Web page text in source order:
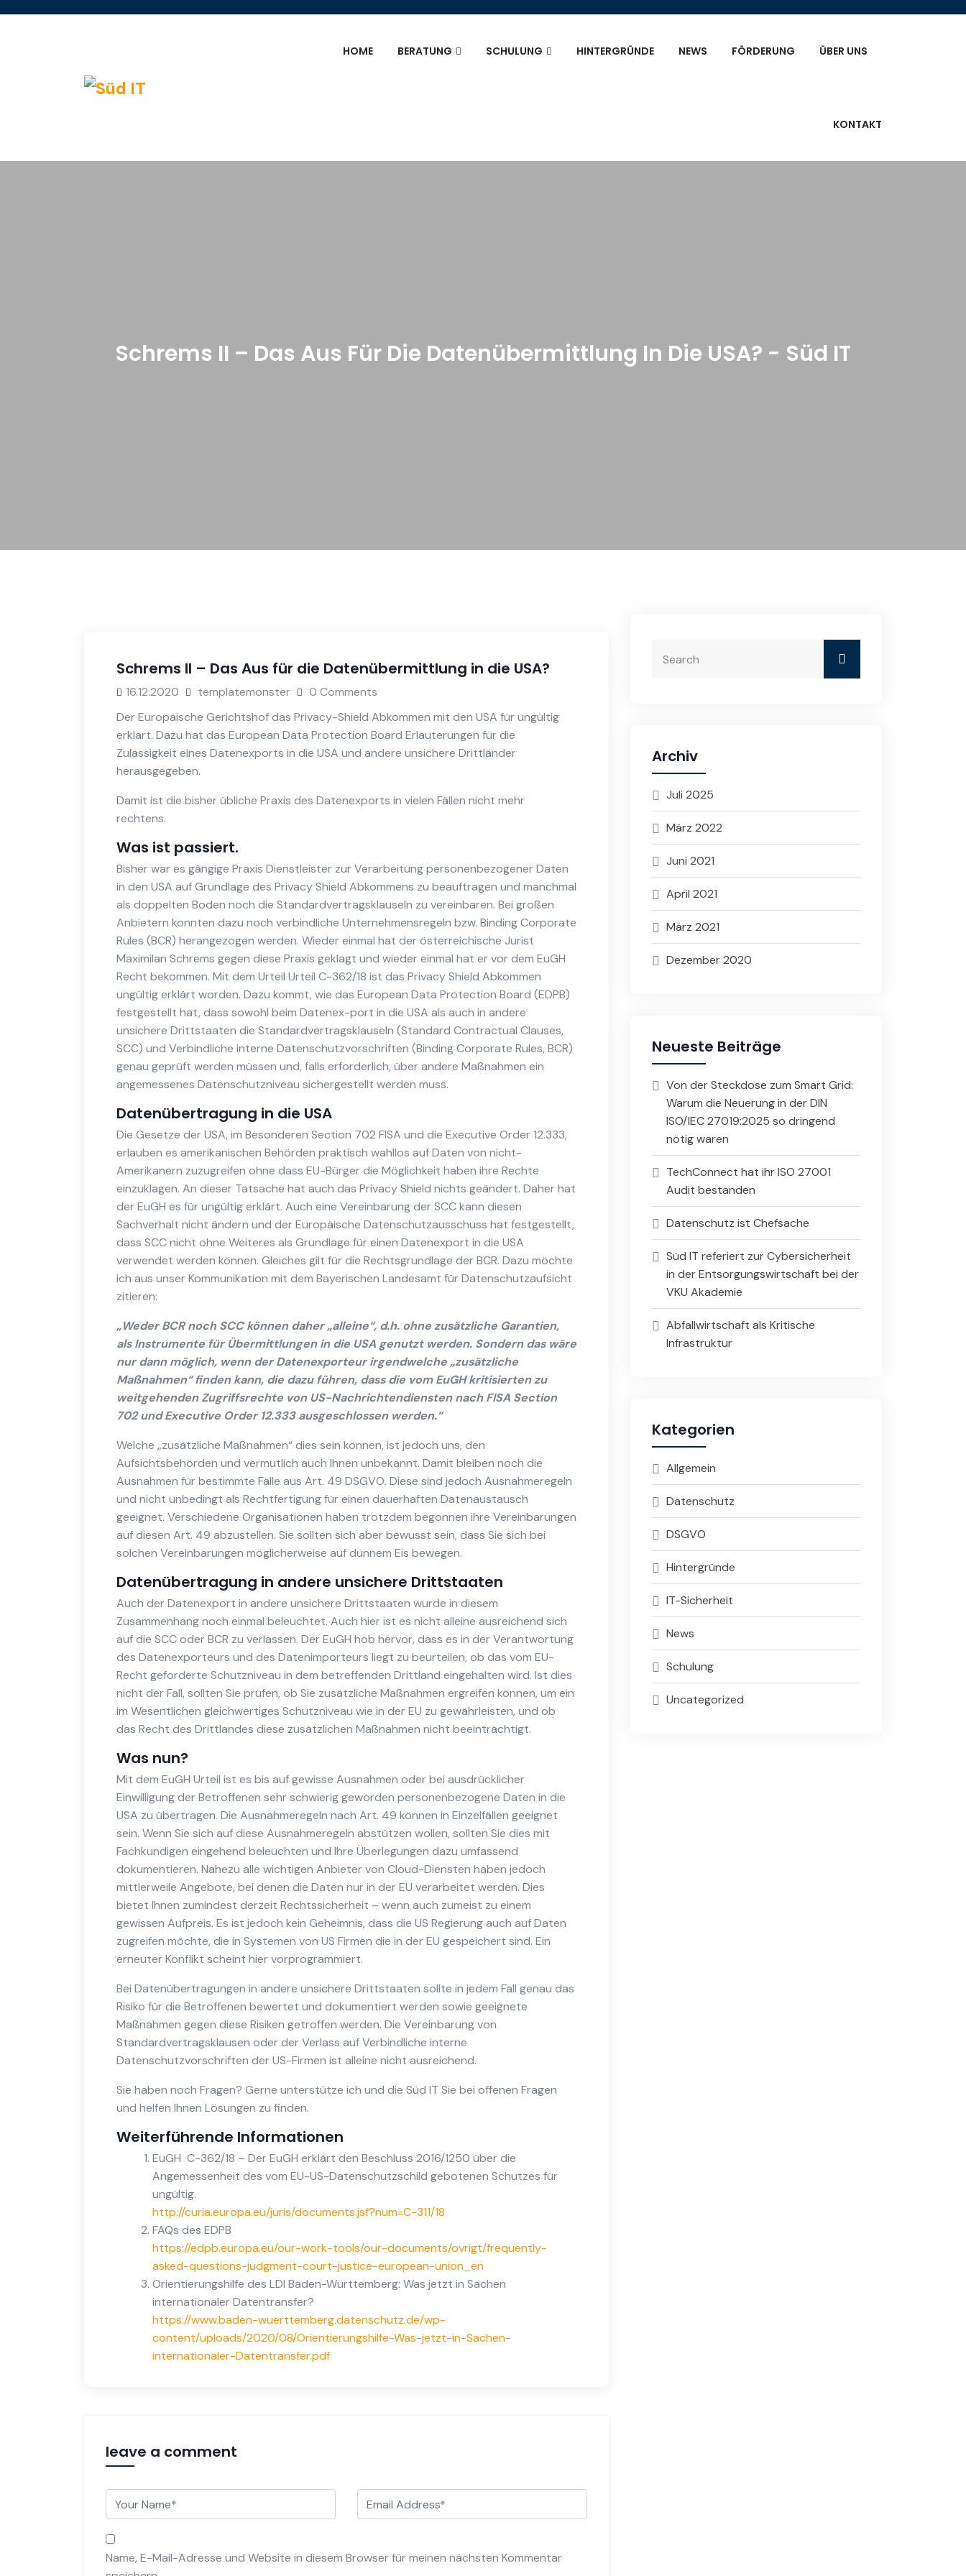
HOME BERATUNG SCHULUNG HINTERGRÜNDE NEWS FÖRDERUNG ÜBER UNS
KONTAKT
Schrems II – Das Aus Für Die Datenübermittlung In Die USA? - Süd IT
Schrems II – Das Aus für die Datenübermittlung in die USA?
16.12.2020 templatemonster
0 Comments
Der Europäische Gerichtshof das Privacy-Shield Abkommen mit den USA für ungültig
erklärt. Dazu hat das European Data Protection Board Erläuterungen für die
Zulässigkeit eines Datenexports in die USA und andere unsichere Drittländer
herausgegeben.
Damit ist die bisher übliche Praxis des Datenexports in vielen Fällen nicht mehr
rechtens.
Was ist passiert.
Bisher war es gängige Praxis Dienstleister zur Verarbeitung personenbezogener Daten
in den USA auf Grundlage des Privacy Shield Abkommens zu beauftragen und manchmal
als doppelten Boden noch die Standardvertragsklauseln zu vereinbaren. Bei großen
Anbietern konnten dazu noch verbindliche Unternehmensregeln bzw. Binding Corporate
Rules (BCR) herangezogen werden. Wieder einmal hat der österreichische Jurist
Maximilan Schrems gegen diese Praxis geklagt und wieder einmal hat er vor dem EuGH
Recht bekommen. Mit dem Urteil Urteil C-362/18 ist das Privacy Shield Abkommen
ungültig erklärt worden. Dazu kommt, wie das European Data Protection Board (EDPB)
festgestellt hat, dass sowohl beim Datenex-port in die USA als auch in andere
unsichere Drittstaaten die Standardvertragsklauseln (Standard Contractual Clauses,
SCC) und Verbindliche interne Datenschutzvorschriften (Binding Corporate Rules, BCR)
genau geprüft werden müssen und, falls erforderlich, über andere Maßnahmen ein
angemessenes Datenschutzniveau sichergestellt werden muss.
Datenübertragung in die USA
Die Gesetze der USA, im Besonderen Section 702 FISA und die Executive Order 12.333,
erlauben es amerikanischen Behörden praktisch wahllos auf Daten von nicht-
Amerikanern zuzugreifen ohne dass EU-Bürger die Möglichkeit haben ihre Rechte
einzuklagen. An dieser Tatsache hat auch das Privacy Shield nichts geändert. Daher hat
der EuGH es für ungültig erklärt. Auch eine Vereinbarung der SCC kann diesen
Sachverhalt nicht ändern und der Europäische Datenschutzausschuss hat festgestellt,
dass SCC nicht ohne Weiteres als Grundlage für einen Datenexport in die USA
verwendet werden können. Gleiches gilt für die Rechtsgrundlage der BCR. Dazu möchte
ich aus unser Kommunikation mit dem Bayerischen Landesamt für Datenschutzaufsicht
zitieren:
„Weder BCR noch SCC können daher „alleine“, d.h. ohne zusätzliche Garantien,
als Instrumente für Übermittlungen in die USA genutzt werden. Sondern das wäre
nur dann möglich, wenn der Datenexporteur irgendwelche „zusätzliche
Maßnahmen“ finden kann, die dazu führen, dass die vom EuGH kritisierten zu
weitgehenden Zugriffsrechte von US-Nachrichtendiensten nach FISA Section
702 und Executive Order 12.333 ausgeschlossen werden.“
Welche „zusätzliche Maßnahmen“ dies sein können, ist jedoch uns, den
Aufsichtsbehörden und vermutlich auch Ihnen unbekannt. Damit bleiben noch die
Ausnahmen für bestimmte Fälle aus Art. 49 DSGVO. Diese sind jedoch Ausnahmeregeln
und nicht unbedingt als Rechtfertigung für einen dauerhaften Datenaustausch
geeignet. Verschiedene Organisationen haben trotzdem begonnen ihre Vereinbarungen
auf diesen Art. 49 abzustellen. Sie sollten sich aber bewusst sein, dass Sie sich bei
solchen Vereinbarungen möglicherweise auf dünnem Eis bewegen.
Datenübertragung in andere unsichere Drittstaaten
Auch der Datenexport in andere unsichere Drittstaaten wurde in diesem
Zusammenhang noch einmal beleuchtet. Auch hier ist es nicht alleine ausreichend sich
auf die SCC oder BCR zu verlassen. Der EuGH hob hervor, dass es in der Verantwortung
des Datenexporteurs und des Datenimporteurs liegt zu beurteilen, ob das vom EU-
Recht geforderte Schutzniveau in dem betreffenden Drittland eingehalten wird. Ist dies
nicht der Fall, sollten Sie prüfen, ob Sie zusätzliche Maßnahmen ergreifen können, um ein
im Wesentlichen gleichwertiges Schutzniveau wie in der EU zu gewährleisten, und ob
das Recht des Drittlandes diese zusätzlichen Maßnahmen nicht beeinträchtigt.
Was nun?
Mit dem EuGH Urteil ist es bis auf gewisse Ausnahmen oder bei ausdrücklicher
Einwilligung der Betroffenen sehr schwierig geworden personenbezogene Daten in die
USA zu übertragen. Die Ausnahmeregeln nach Art. 49 können in Einzelfällen geeignet
sein. Wenn Sie sich auf diese Ausnahmeregeln abstützen wollen, sollten Sie dies mit
Fachkundigen eingehend beleuchten und Ihre Überlegungen dazu umfassend
dokumentieren. Nahezu alle wichtigen Anbieter von Cloud-Diensten haben jedoch
mittlerweile Angebote, bei denen die Daten nur in der EU verarbeitet werden. Dies
bietet Ihnen zumindest derzeit Rechtssicherheit – wenn auch zumeist zu einem
gewissen Aufpreis. Es ist jedoch kein Geheimnis, dass die US Regierung auch auf Daten
zugreifen möchte, die in Systemen von US Firmen die in der EU gespeichert sind. Ein
erneuter Konflikt scheint hier vorprogrammiert.
Bei Datenübertragungen in andere unsichere Drittstaaten sollte in jedem Fall genau das
Risiko für die Betroffenen bewertet und dokumentiert werden sowie geeignete
Maßnahmen gegen diese Risiken getroffen werden. Die Vereinbarung von
Standardvertragsklausen oder der Verlass auf Verbindliche interne
Datenschutzvorschriften der US-Firmen ist alleine nicht ausreichend.
Sie haben noch Fragen? Gerne unterstütze ich und die Süd IT Sie bei offenen Fragen
und helfen Ihnen Lösungen zu finden.
Weiterführende Informationen
EuGH C-362/18 – Der EuGH erklärt den Beschluss 2016/1250 über die
Angemessenheit des vom EU-US-Datenschutzschild gebotenen Schutzes für
ungültig.
http://curia.europa.eu/juris/documents.jsf?num=C-311/18
FAQs des EDPB
https://edpb.europa.eu/our-work-tools/our-documents/ovrigt/frequently-
asked-questions-judgment-court-justice-european-union_en
Orientierungshilfe des LDI Baden-Württemberg: Was jetzt in Sachen
internationaler Datentransfer?
https://www.baden-wuerttemberg.datenschutz.de/wp-
content/uploads/2020/08/Orientierungshilfe-Was-jetzt-in-Sachen-
internationaler-Datentransfer.pdf
leave a comment
Name, E-Mail-Adresse und Website in diesem Browser für meinen nächsten Kommentar
Archiv
Juli 2025
März 2022
Juni 2021
April 2021
März 2021
Dezember 2020
Neueste Beiträge
Von der Steckdose zum Smart Grid:
Warum die Neuerung in der DIN
ISO/IEC 27019:2025 so dringend
nötig waren
TechConnect hat ihr ISO 27001
Audit bestanden
Datenschutz ist Chefsache
Süd IT referiert zur Cybersicherheit
in der Entsorgungswirtschaft bei der
VKU Akademie
Abfallwirtschaft als Kritische
Infrastruktur
Kategorien
Allgemein
Datenschutz
DSGVO
Hintergründe
IT-Sicherheit
News
Schulung
Uncategorized